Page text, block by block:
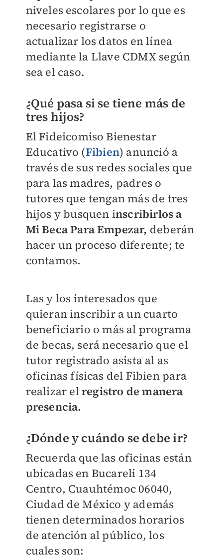
niveles escolares por lo que es
necesario registrarse o
actualizar los datos en línea
mediante la Llave CDMX según
sea el caso.
¿Qué pasa si se tiene más de
tres hijos?
El Fideicomiso Bienestar
Educativo (Fibien) anunció a
través de sus redes sociales que
para las madres, padres o
tutores que tengan más de tres
hijos y busquen inscribirlos a
Mi Beca Para Empezar, deberán
hacer un proceso diferente; te
contamos.
Las y los interesados que
quieran inscribir a un cuarto
beneficiario o más al programa
de becas, será necesario que el
tutor registrado asista al as
oficinas físicas del Fibien para
realizar elregistro de manera
presencia.
¿Dónde y cuándo se debe ir?
Recuerda que las oficinas están
ubicadas en Bucareli 134
Centro, Cuauhtémoc 06040,
Ciudad de México y además
tienen determinados horarios
de atención al público, los
cuales son: